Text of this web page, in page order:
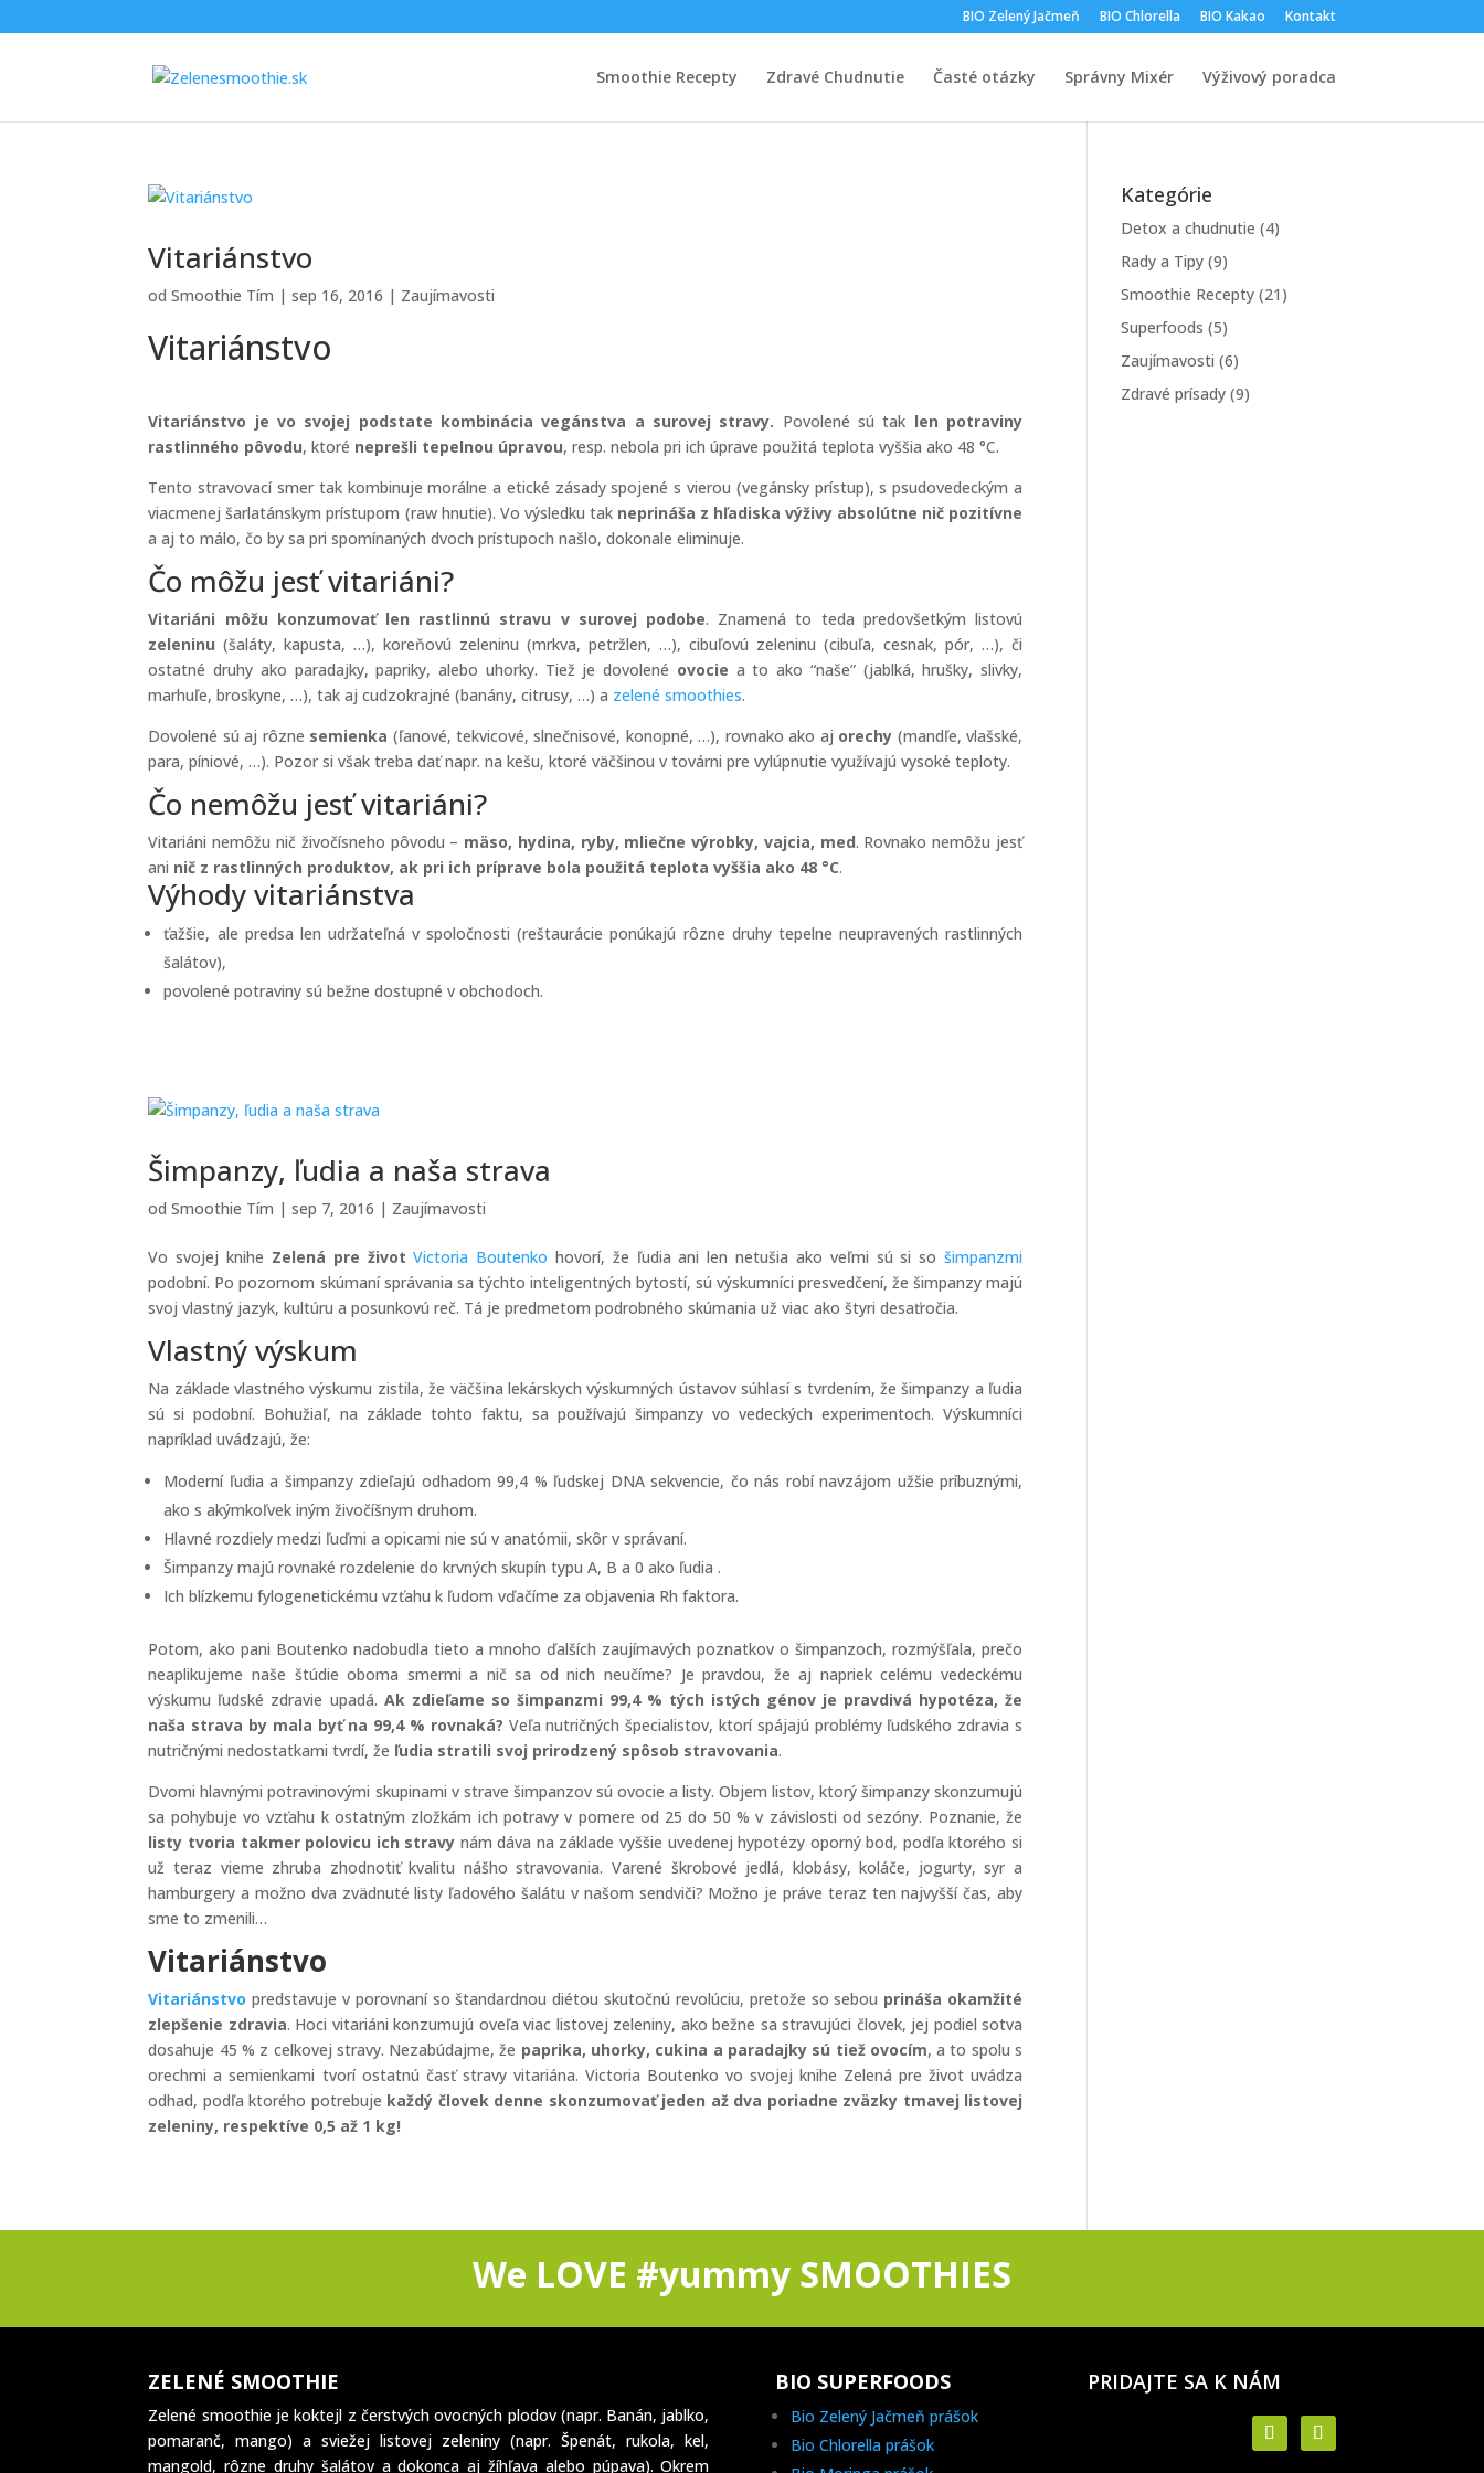
BIO Zelený Jačmeň BIO Chlorella BIO Kakao Kontakt
Smoothie Recepty Zdravé Chudnutie Časté otázky Správny Mixér Výživový poradca
Vitariánstvo
odSmoothie Tím |sep 16, 2016 | Zaujímavosti
Vitariánstvo
Vitariánstvo je vo svojej podstate kombinácia vegánstva a surovej stravy. Povolené sú tak len potraviny
rastlinného pôvodu, ktoré neprešli tepelnou úpravou, resp. nebola pri ich úprave použitá teplota vyššia ako 48 °C.
Tento stravovací smer tak kombinuje morálne a etické zásady spojené s vierou (vegánsky prístup), s psudovedeckým a
viacmenej šarlatánskym prístupom (raw hnutie). Vo výsledku tak neprináša z hľadiska výživy absolútne nič pozitívne
a aj to málo, čo by sa pri spomínaných dvoch prístupoch našlo, dokonale eliminuje.
Čo môžu jesť vitariáni?
Vitariáni môžu konzumovať len rastlinnú stravu v surovej podobe. Znamená to teda predovšetkým listovú
zeleninu (šaláty, kapusta, …), koreňovú zeleninu (mrkva, petržlen, …), cibuľovú zeleninu (cibuľa, cesnak, pór, …), či
ostatné druhy ako paradajky, papriky, alebo uhorky. Tiež je dovolené ovocie a to ako “naše” (jablká, hrušky, slivky,
marhuľe, broskyne, …), tak aj cudzokrajné (banány, citrusy, …) a zelené smoothies.
Dovolené sú aj rôzne semienka (ľanové, tekvicové, slnečnisové, konopné, …), rovnako ako aj orechy (mandľe, vlašské,
para, píniové, …). Pozor si však treba dať napr. na kešu, ktoré väčšinou v továrni pre vylúpnutie využívajú vysoké teploty.
Čo nemôžu jesť vitariáni?
Vitariáni nemôžu nič živočísneho pôvodu – mäso, hydina, ryby, mliečne výrobky, vajcia, med. Rovnako nemôžu jesť
ani nič z rastlinných produktov, ak pri ich príprave bola použitá teplota vyššia ako 48 °C.
Výhody vitariánstva
ťažšie, ale predsa len udržateľná v spoločnosti (reštaurácie ponúkajú rôzne druhy tepelne neupravených rastlinných
šalátov),
povolené potraviny sú bežne dostupné v obchodoch.
Šimpanzy, ľudia a naša strava
odSmoothie Tím |sep 7, 2016 | Zaujímavosti
Vo svojej knihe Zelená pre život Victoria Boutenko hovorí, že ľudia ani len netušia ako veľmi sú si sošimpanzmi
podobní. Po pozornom skúmaní správania sa týchto inteligentných bytostí, sú výskumníci presvedčení, že šimpanzy majú
svoj vlastný jazyk, kultúru a posunkovú reč. Tá je predmetom podrobného skúmania už viac ako štyri desaťročia.
Vlastný výskum
Na základe vlastného výskumu zistila, že väčšina lekárskych výskumných ústavov súhlasí s tvrdením, že šimpanzy a ľudia
sú si podobní. Bohužiaľ, na základe tohto faktu, sa používajú šimpanzy vo vedeckých experimentoch. Výskumníci
napríklad uvádzajú, že:
Moderní ľudia a šimpanzy zdieľajú odhadom 99,4 % ľudskej DNA sekvencie, čo nás robí navzájom užšie príbuznými,
ako s akýmkoľvek iným živočíšnym druhom.
Hlavné rozdiely medzi ľuďmi a opicami nie sú v anatómii, skôr v správaní.
Šimpanzy majú rovnaké rozdelenie do krvných skupín typu A, B a 0 ako ľudia .
Ich blízkemu fylogenetickému vzťahu k ľudom vďačíme za objavenia Rh faktora.
Potom, ako pani Boutenko nadobudla tieto a mnoho ďalších zaujímavých poznatkov o šimpanzoch, rozmýšľala, prečo
neaplikujeme naše štúdie oboma smermi a nič sa od nich neučíme? Je pravdou, že aj napriek celému vedeckému
výskumu ľudské zdravie upadá. Ak zdieľame so šimpanzmi 99,4 % tých istých génov je pravdivá hypotéza, že
naša strava by mala byť na 99,4 % rovnaká? Veľa nutričných špecialistov, ktorí spájajú problémy ľudského zdravia s
nutričnými nedostatkami tvrdí, že ľudia stratili svoj prirodzený spôsob stravovania.
Dvomi hlavnými potravinovými skupinami v strave šimpanzov sú ovocie a listy. Objem listov, ktorý šimpanzy skonzumujú
sa pohybuje vo vzťahu k ostatným zložkám ich potravy v pomere od 25 do 50 % v závislosti od sezóny. Poznanie, že
listy tvoria takmer polovicu ich stravy nám dáva na základe vyššie uvedenej hypotézy oporný bod, podľa ktorého si
už teraz vieme zhruba zhodnotiť kvalitu nášho stravovania. Varené škrobové jedlá, klobásy, koláče, jogurty, syr a
hamburgery a možno dva zvädnuté listy ľadového šalátu v našom sendviči? Možno je práve teraz ten najvyšší čas, aby
sme to zmenili…
Vitariánstvo
Vitariánstvopredstavuje v porovnaní so štandardnou diétou skutočnú revolúciu, pretože so sebou prináša okamžité
zlepšenie zdravia. Hoci vitariáni konzumujú oveľa viac listovej zeleniny, ako bežne sa stravujúci človek, jej podiel sotva
dosahuje 45 % z celkovej stravy. Nezabúdajme, že paprika, uhorky, cukina a paradajky sú tiež ovocím, a to spolu s
orechmi a semienkami tvorí ostatnú časť stravy vitariána. Victoria Boutenko vo svojej knihe Zelená pre život uvádza
odhad, podľa ktorého potrebuje každý človek denne skonzumovať jeden až dva poriadne zväzky tmavej listovej
zeleniny, respektíve 0,5 až 1 kg!
Kategórie
Detox a chudnutie (4)
Rady a Tipy (9)
Smoothie Recepty (21)
Superfoods (5)
Zaujímavosti (6)
Zdravé prísady (9)
We LOVE #yummy SMOOTHIES
ZELENÉ SMOOTHIE
Zelené smoothie je koktejl z čerstvých ovocných plodov (napr. Banán, jablko,
pomaranč, mango) a sviežej listovej zeleniny (napr. Špenát, rukola, kel,
mangold, rôzne druhy šalátov a dokonca aj žíhľava alebo púpava). Okrem
BIO SUPERFOODS
Bio Zelený Jačmeň prášok
Bio Chlorella prášok
PRIDAJTE SA K NÁM